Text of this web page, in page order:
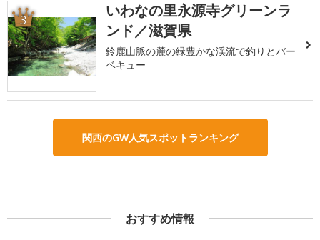
3
いわなの里永源寺グリーンラ
ンド／滋賀県
鈴鹿山脈の麓の緑豊かな渓流で釣りとバー
ベキュー
関西のGW人気スポットランキング
おすすめ情報